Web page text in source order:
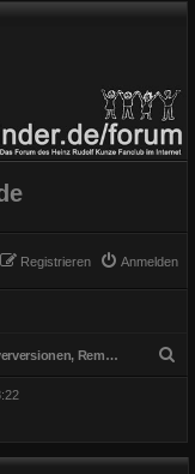
Anmelden
Registrieren
Coverversionen, Remixe, Sampler